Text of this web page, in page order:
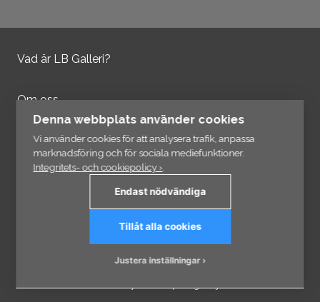
Vad är LB Galleri?
Om oss
Kontakta oss
Integritetspolicy
© 2026 - VisCraft AB - Eftertryck och kopiering förbjudet
Denna webbplats använder cookies
Vi använder cookies för att analysera trafik, anpassa
marknadsföring och för sociala mediefunktioner.
Integritets- och cookiepolicy ›.
Endast nödvändiga
Tillåt alla cookies
Justera inställningar